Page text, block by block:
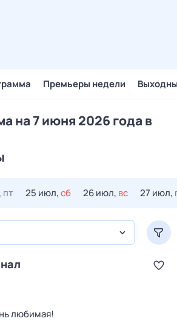
Премьеры недели
на 7 июня 2026 года в
пт 25 июл,сб 26 июл, вс 27 июл,
любимая!